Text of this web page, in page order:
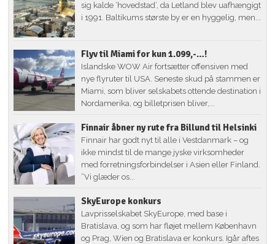
sig kalde ‘hovedstad’, da Letland blev uafhængigt
i 1991. Baltikums største by er en hyggelig, men...
Flyv til Miami for kun 1.099,-…!
Islandske WOW Air fortsætter offensiven med
nye flyruter til USA. Seneste skud på stammen er
Miami, som bliver selskabets ottende destination i
Nordamerika, og billetprisen bliver,...
Finnair åbner ny rute fra Billund til Helsinki
Finnair har godt nyt til alle i Vestdanmark – og
ikke mindst til de mange jyske virksomheder
med forretningsforbindelser i Asien eller Finland.
”Vi glæder os...
SkyEurope konkurs
Lavprisselskabet SkyEurope, med base i
Bratislava, og som har fløjet mellem København
og Prag, Wien og Bratislava er konkurs. Igår aftes